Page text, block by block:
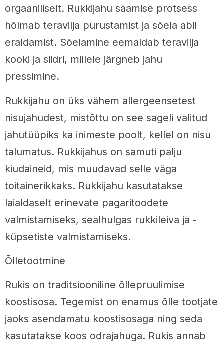
orgaaniliselt. Rukkijahu saamise protsess
hõlmab teravilja purustamist ja sõela abil
eraldamist. Sõelamine eemaldab teravilja
kooki ja siidri, millele järgneb jahu
pressimine.
Rukkijahu on üks vähem allergeensetest
nisujahudest, mistõttu on see sageli valitud
jahutüüpiks ka inimeste poolt, kellel on nisu
talumatus. Rukkijahus on samuti palju
kiudaineid, mis muudavad selle väga
toitainerikkaks. Rukkijahu kasutatakse
laialdaselt erinevate pagaritoodete
valmistamiseks, sealhulgas rukkileiva ja -
küpsetiste valmistamiseks.
Õlletootmine
Rukis on traditsiooniline õllepruulimise
koostisosa. Tegemist on enamus õlle tootjate
jaoks asendamatu koostisosaga ning seda
kasutatakse koos odrajahuga. Rukis annab